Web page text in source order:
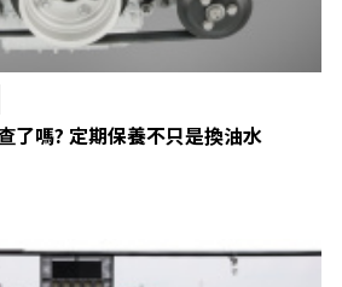
了嗎? 定期保養不只是換油水